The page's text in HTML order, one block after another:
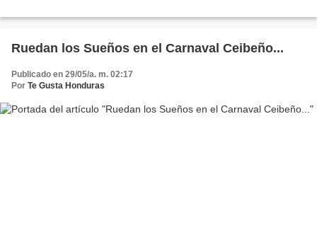
Ruedan los Sueños en el Carnaval Ceibeño...
Publicado en 29/05/a. m. 02:17
Por Te Gusta Honduras